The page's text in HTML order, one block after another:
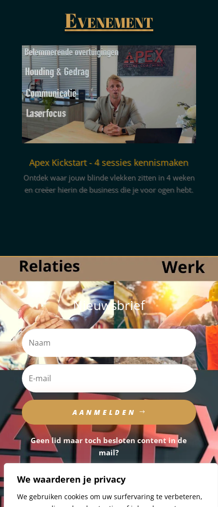
We waarderen je privacy
We gebruiken cookies om uw surfervaring te verbeteren,
Evenement
Apex Kickstart - 4 sessies kennismaken
Ontdek waar jouw blinde vlekken zitten in 4 weken
en creëer hierin de business die je voor ogen hebt.
Nieuwsbrief
AANMELDEN
Geen lid maar toch besloten content in de
mail?